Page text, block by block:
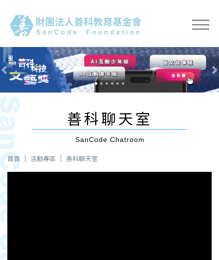
Previous Next
善科聊天室
SanCode Chatroom
首頁 活動專區 善科聊天室